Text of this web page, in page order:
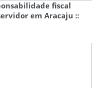
fiscal
em Aracaju ::